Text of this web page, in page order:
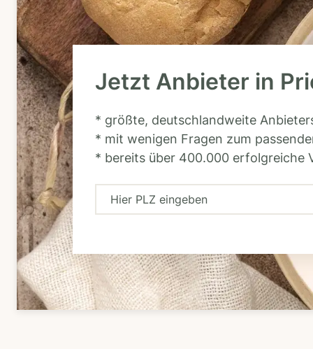
Jetzt Anbieter in
* größte, deutschlandweite
* mit wenigen Fragen zum
* bereits über 400.000 erfolgreiche
H
r
P
L